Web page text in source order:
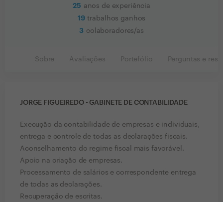
25 anos de experiência
19 trabalhos ganhos
3 colaboradores/as
Sobre Avaliações Portefólio Perguntas e
JORGE FIGUEIREDO - GABINETE DE CONTABILIDADE
Execução da contabilidade de empresas e individuais,
entrega e controle de todas as declarações fiscais.
Aconselhamento do regime fiscal mais favorável.
Apoio na criação de empresas.
Processamento de salários e correspondente entrega
de todas as declarações.
Recuperação de escritas.